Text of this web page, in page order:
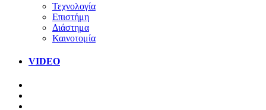
Τεχνολογία
Επιστήμη
Διάστημα
Καινοτομία
VIDEO